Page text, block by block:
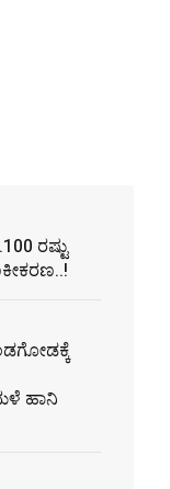
ರಷ್ಟು
ಹಾನಿ